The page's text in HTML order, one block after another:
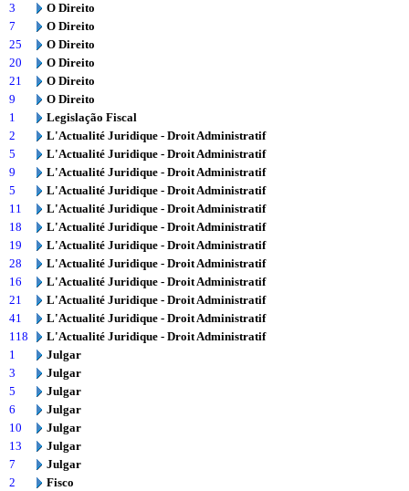
3
O Direito
7
O Direito
25
O Direito
20
O Direito
21
O Direito
9
O Direito
1
Legislação Fiscal
2
L'Actualité Juridique - Droit Administratif
5
L'Actualité Juridique - Droit Administratif
9
L'Actualité Juridique - Droit Administratif
5
L'Actualité Juridique - Droit Administratif
11
L'Actualité Juridique - Droit Administratif
18
L'Actualité Juridique - Droit Administratif
19
L'Actualité Juridique - Droit Administratif
28
L'Actualité Juridique - Droit Administratif
16
L'Actualité Juridique - Droit Administratif
21
L'Actualité Juridique - Droit Administratif
41
L'Actualité Juridique - Droit Administratif
118
L'Actualité Juridique - Droit Administratif
1
Julgar
3
Julgar
5
Julgar
6
Julgar
10
Julgar
13
Julgar
7
Julgar
2
Fisco